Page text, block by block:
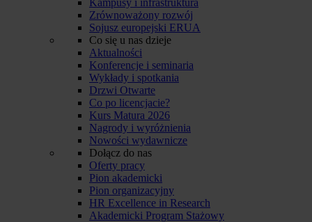
Zrównoważony rozwój
Sojusz europejski ERUA
Co się u nas dzieje
Aktualności
Konferencje i seminaria
Wykłady i spotkania
Drzwi Otwarte
Co po licencjacie?
Kurs Matura 2026
Nagrody i wyróżnienia
Nowości wydawnicze
Dołącz do nas
Oferty pracy
Pion akademicki
Pion organizacyjny
HR Excellence in Research
Akademicki Program Stażowy